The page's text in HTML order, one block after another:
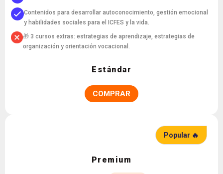
Contenidos para desarrollar autoconocimiento, gestión emocional
y habilidades sociales para el ICFES y la vida.
🎁 3 cursos extras: estrategias de aprendizaje, estrategias de
organización y orientación vocacional.
Estándar
COMPRAR
Popular 🔥
Premium